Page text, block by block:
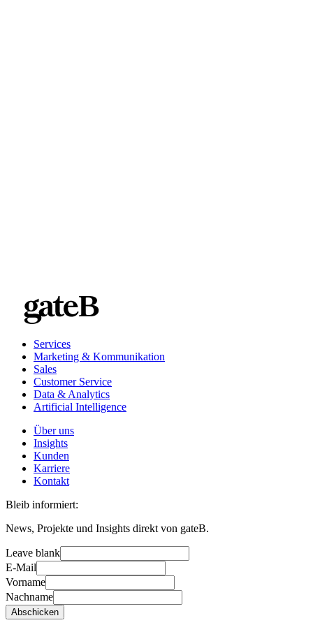
Services
Marketing & Kommunikation
Sales
Customer Service
Data & Analytics
Artificial Intelligence
Über uns
Insights
Kunden
Karriere
Kontakt
Bleib informiert:
News, Projekte und Insights direkt von gateB.
Leave blank
E-Mail
Vorname
Nachname
Abschicken